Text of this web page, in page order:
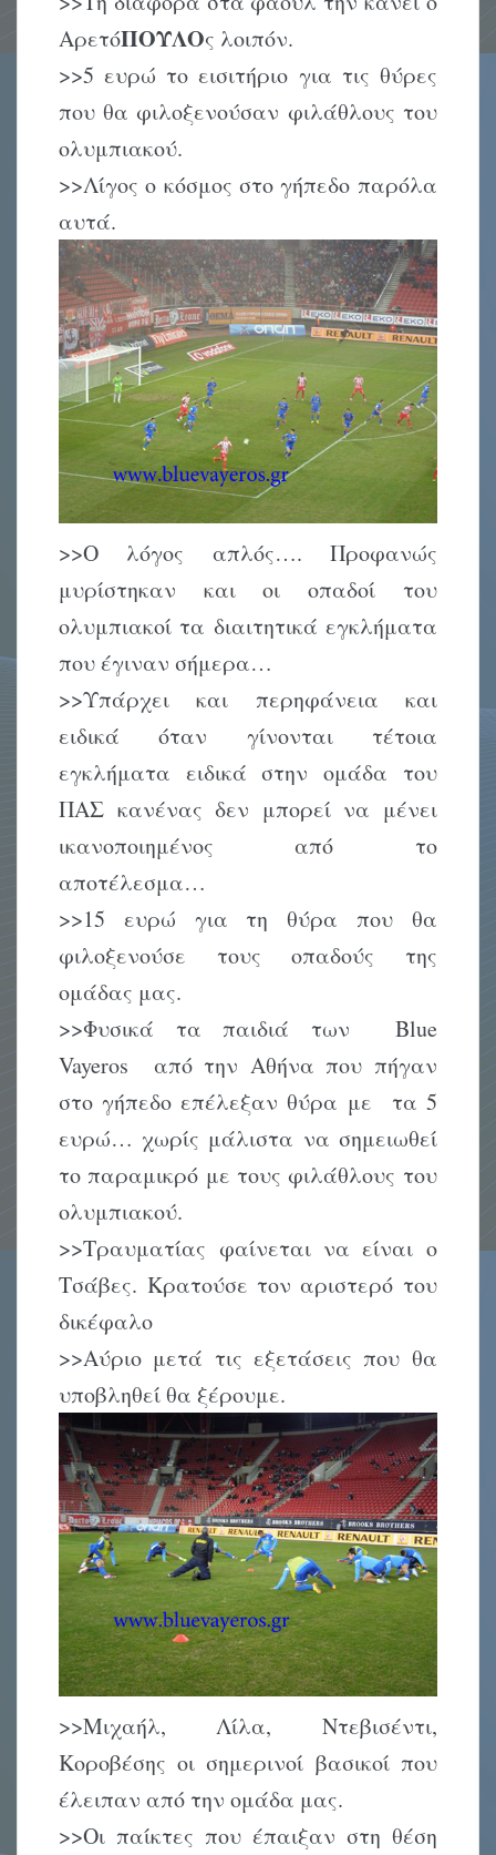
ΑρετόΠΟΥΛΟς λοιπόν.
>>5 ευρώ το εισιτήριο για τις θύρες
που θα φιλοξενούσαν φιλάθλους του
ολυμπιακού.
>>Λίγος ο κόσμος στο γήπεδο παρόλα
αυτά.
>>Ο λόγος απλός…. Προφανώς
μυρίστηκαν και οι οπαδοί του
ολυμπιακοί τα διαιτητικά εγκλήματα
που έγιναν σήμερα…
>>Υπάρχει και περηφάνεια και
ειδικά όταν γίνονται τέτοια
εγκλήματα ειδικά στην ομάδα του
ΠΑΣ κανένας δεν μπορεί να μένει
ικανοποιημένος από το
αποτέλεσμα…
>>15 ευρώ για τη θύρα που θα
φιλοξενούσε τους οπαδούς της
ομάδας μας.
>>Φυσικά τα παιδιά των Blue
Vayeros από την Αθήνα που πήγαν
στο γήπεδο επέλεξαν θύρα με τα 5
ευρώ… χωρίς μάλιστα να σημειωθεί
το παραμικρό με τους φιλάθλους του
ολυμπιακού.
>>Τραυματίας φαίνεται να είναι ο
Τσάβες. Κρατούσε τον αριστερό του
δικέφαλο
>>Αύριο μετά τις εξετάσεις που θα
υποβληθεί θα ξέρουμε.
>>Μιχαήλ, Λίλα, Ντεβισέντι,
Κοροβέσης οι σημερινοί βασικοί που
έλειπαν από την ομάδα μας.
>>Οι παίκτες που έπαιξαν στη θέση